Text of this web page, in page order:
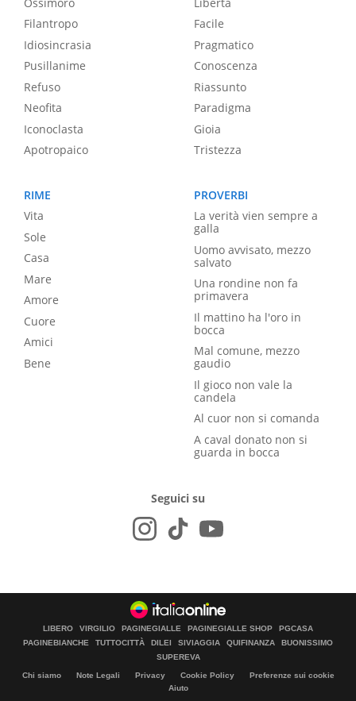
Filantropo
Idiosincrasia
Pusillanime
Refuso
Neofita
Iconoclasta
Apotropaico
Facile
Pragmatico
Conoscenza
Riassunto
Paradigma
Gioia
Tristezza
RIME
Vita
Sole
Casa
Mare
Amore
Cuore
Amici
Bene
PROVERBI
La verità vien sempre a
galla
Uomo avvisato, mezzo
salvato
Una rondine non fa
primavera
Il mattino ha l'oro in
bocca
Mal comune, mezzo
gaudio
Il gioco non vale la
candela
Al cuor non si comanda
A caval donato non si
guarda in bocca
Seguici su
LIBERO VIRGILIO PAGINEGIALLE PAGINEGIALLE SHOP
PGCASA
PAGINEBIANCHE
TUTTOCITTÀ DILEI SIVIAGGIA QUIFINANZA
BUONISSIMO
SUPEREVA
Chi siamo Note Legali Privacy Cookie Policy
Preferenze sui cookie
Aiuto